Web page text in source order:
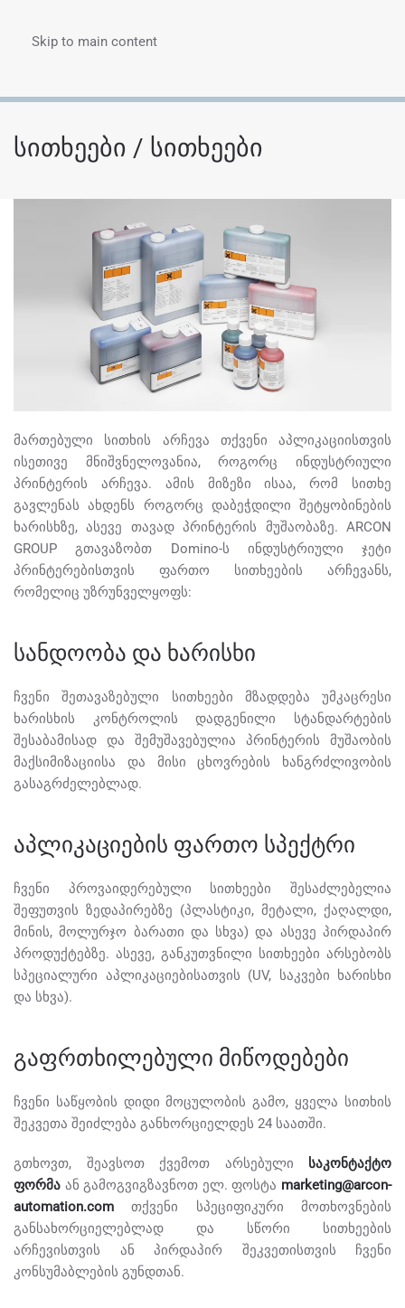
Skip to main content
სითხეები / სითხეები
მართებული სითხის არჩევა თქვენი აპლიკაციისთვის
ისეთივე მნიშვნელოვანია, როგორც ინდუსტრიული
პრინტერის არჩევა. ამის მიზეზი ისაა, რომ სითხე
გავლენას ახდენს როგორც დაბეჭდილი შეტყობინების
ხარისხზე, ასევე თავად პრინტერის მუშაობაზე. ARCON
GROUP გთავაზობთ Domino-ს ინდუსტრიული ჯეტი
პრინტერებისთვის ფართო სითხეების არჩევანს,
რომელიც უზრუნველყოფს:
სანდოობა და ხარისხი
ჩვენი შეთავაზებული სითხეები მზადდება უმკაცრესი
ხარისხის კონტროლის დადგენილი სტანდარტების
შესაბამისად და შემუშავებულია პრინტერის მუშაობის
მაქსიმიზაციისა და მისი ცხოვრების ხანგრძლივობის
გასაგრძელებლად.
აპლიკაციების ფართო სპექტრი
ჩვენი პროვაიდერებული სითხეები შესაძლებელია
შეფუთვის ზედაპირებზე (პლასტიკი, მეტალი, ქაღალდი,
მინის, მოლურჯო ბარათი და სხვა) და ასევე პირდაპირ
პროდუქტებზე. ასევე, განკუთვნილი სითხეები არსებობს
სპეციალური აპლიკაციებისათვის (UV, საკვები ხარისხი
და სხვა).
გაფრთხილებული მიწოდებები
ჩვენი საწყობის დიდი მოცულობის გამო, ყველა სითხის
შეკვეთა შეიძლება განხორციელდეს 24 საათში.
გთხოვთ, შეავსოთ ქვემოთ არსებული საკონტაქტო
ფორმა ან გამოგვიგზავნოთ ელ. ფოსტა marketing@arcon-
automation.com თქვენი სპეციფიკური მოთხოვნების
განსახორციელებლად და სწორი სითხეების
არჩევისთვის ან პირდაპირ შეკვეთისთვის ჩვენი
კონსუმაბლების გუნდთან.